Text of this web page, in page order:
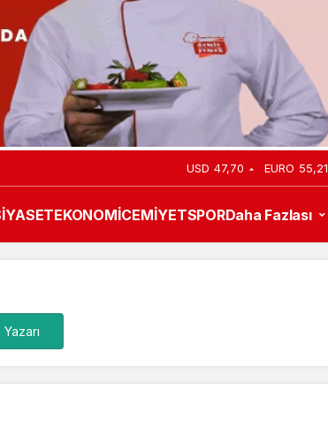
USD 47,70 EURO 55,21
EKONOMİCEMİYETSPORDaha Fazlası